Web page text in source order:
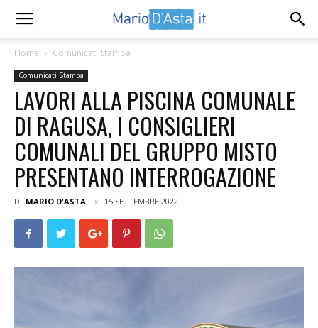
Home Comunicati Stampa
Comunicati Stampa
LAVORI ALLA PISCINA COMUNALE
DI RAGUSA, I CONSIGLIERI
COMUNALI DEL GRUPPO MISTO
PRESENTANO INTERROGAZIONE
DI MARIO D'ASTA 15 SETTEMBRE 2022